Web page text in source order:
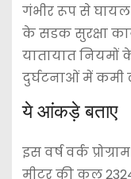
गंभीर रूप से घायल
के सडक सुरक्षा
यातायात
दुर्घटनाओं में कमी
ये आंकड़े बताए
इस वर्ष वर्क
मीटर की कुल